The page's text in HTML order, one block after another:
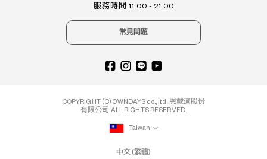
服務時間 11:00 - 21:00
常見問題
COPYRIGHT (C) OWNDAYS co., ltd. 恩戴適股份
有限公司 ALL RIGHTS RESERVED.
Taiwan
中文 (繁體)